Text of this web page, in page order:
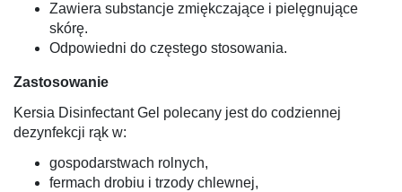
Zawiera substancje zmiękczające i pielęgnujące
skórę.
Odpowiedni do częstego stosowania.
Zastosowanie
Kersia Disinfectant Gel polecany jest do codziennej
dezynfekcji rąk w:
gospodarstwach rolnych,
fermach drobiu i trzody chlewnej,